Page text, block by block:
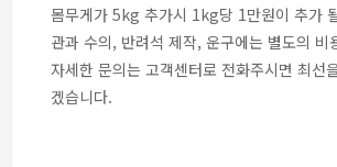
몸무게가 5kg 추가시 1kg당 1만원이 추가
관과 수의, 반려석 제작, 운구에는 별도의 비
자세한 문의는 고객센터로 전화주시면 최선
겠습니다.